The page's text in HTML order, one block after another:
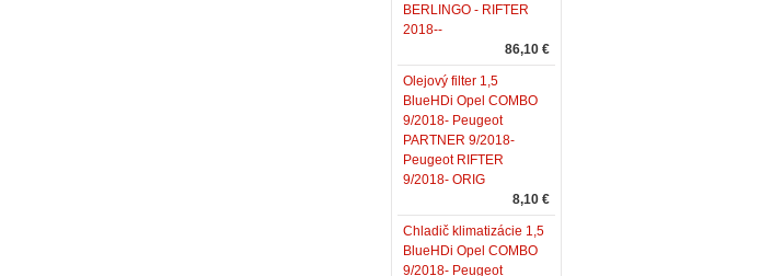
BERLINGO - RIFTER
2018--
86,10 €
Olejový filter 1,5
BlueHDi Opel COMBO
9/2018- Peugeot
PARTNER 9/2018-
Peugeot RIFTER
9/2018- ORIG
8,10 €
Chladič klimatizácie 1,5
BlueHDi Opel COMBO
9/2018- Peugeot